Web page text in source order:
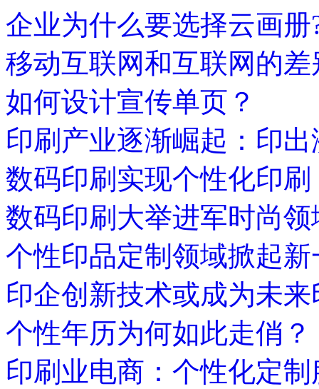
企业为什么要选择云画册
移动互联网和互联网的
如何设计宣传单页？
印刷产业逐渐崛起：印
数码印刷实现个性化印刷
数码印刷大举进军时尚
个性印品定制领域掀起
印企创新技术或成为未
个性年历为何如此走俏？
印刷业电商：个性化定